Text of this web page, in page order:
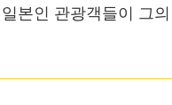
본인 관광객들이 그